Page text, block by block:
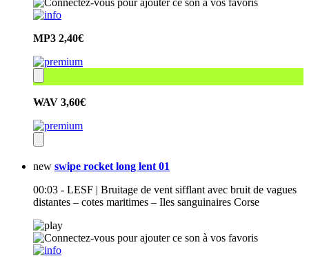
MP3 2,40€
WAV 3,60€
new swipe rocket long lent 01
00:03 - LESF | Bruitage de vent sifflant avec bruit de vagues
distantes – cotes maritimes – Iles sanguinaires Corse